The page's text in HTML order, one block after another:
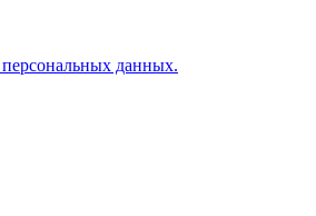
персональных данных.